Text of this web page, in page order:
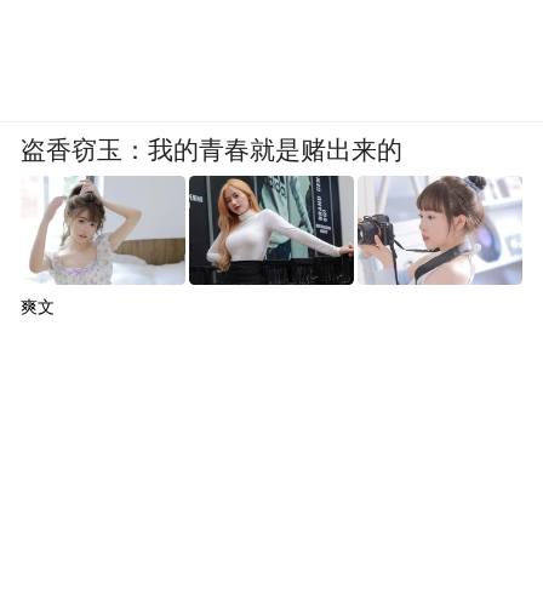
盗香窃玉：我的青春就是赌出来的
爽文